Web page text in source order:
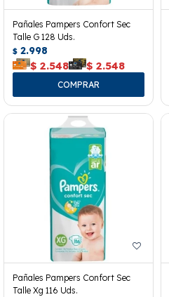
Pañales Pampers Confort Sec
Talle G 128 Uds.
$ 2.998
$ 2.548 $ 2.548
Pañales Pampers Confort Sec
Talle Xg 116 Uds.